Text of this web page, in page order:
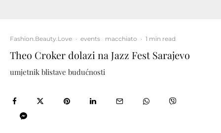
Fashion.Beauty.Love · events macchiato · 1 min read
Theo Croker dolazi na Jazz Fest Sarajevo
umjetnik blistave budućnosti